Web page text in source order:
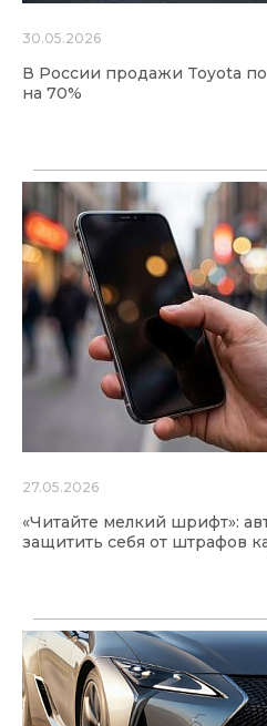
30.05.2026
В России продажи Toyota
на 70%
27.05.2026
«Читайте мелкий шрифт»:
защитить себя от штрафов